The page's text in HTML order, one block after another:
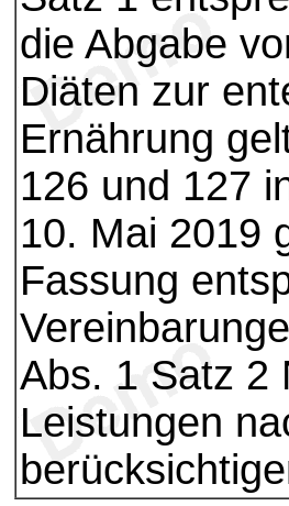
die Abgabe
Diäten zur
Ernährung
126 und 127
10. Mai 2019
Fassung
Abs. 1 Satz 2
Leistungen